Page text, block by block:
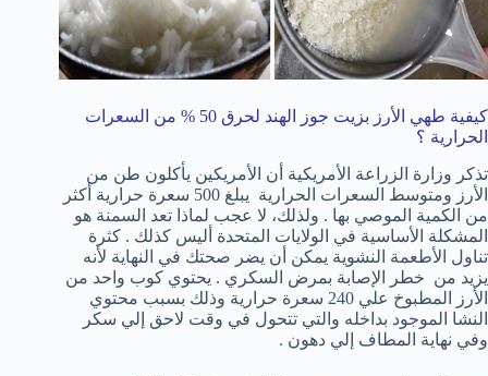
كيفية طهي الأرز بزيت جوز الهند لحرق 50 % من السعرات
الحرارية ؟
تذكر وزارة الزراعة الأمريكية أن الأمريكين يأكلون طن من
الأرز ومتوسط السعرات الحرارية يبلغ 500 سعرة حرارية أكثر
من الكمية الموصي بها . ولذلك، لا عجب لماذا تعد السمنة هو
المشكلة الأساسية في الولايات المتحدة أليس كذلك . كثرة
تناول الأطعمة النشوية يمكن أن يضر صحتك في النهاية لأنه
يزيد من خطر الإصابة بمرض السكري . يحتوي كوب واحد من
الأرز المطبوخ علي 240 سعرة حرارية وذلك بسبب محتوي
النشا الموجود بداخله والتي تتحول في وقت لاحق إلي سكر
وفي نهاية المطاف إلي دهون .